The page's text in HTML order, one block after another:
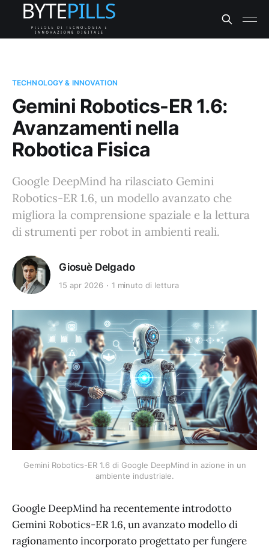
TECHNOLOGY & INNOVATION
Gemini Robotics-ER 1.6:
Avanzamenti nella
Robotica Fisica
Google DeepMind ha rilasciato Gemini
Robotics-ER 1.6, un modello avanzato che
migliora la comprensione spaziale e la lettura
di strumenti per robot in ambienti reali.
Giosuè Delgado
15 apr 2026 1 minuto di lettura
Gemini Robotics-ER 1.6 di Google DeepMind in azione in un
ambiente industriale.
Google DeepMind ha recentemente introdotto
Gemini Robotics-ER 1.6, un avanzato modello di
ragionamento incorporato progettato per fungere